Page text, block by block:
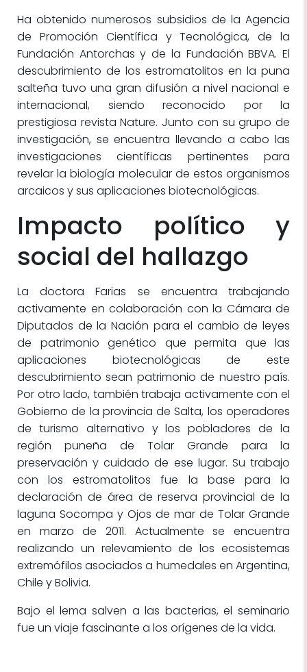
Ha obtenido numerosos subsidios de la Agencia
de Promoción Científica y Tecnológica, de la
Fundación Antorchas y de la Fundación BBVA. El
descubrimiento de los estromatolitos en la puna
salteña tuvo una gran difusión a nivel nacional e
internacional, siendo reconocido por la
prestigiosa revista Nature. Junto con su grupo de
investigación, se encuentra llevando a cabo las
investigaciones científicas pertinentes para
revelar la biología molecular de estos organismos
arcaicos y sus aplicaciones biotecnológicas.
Impacto político y
social del hallazgo
La doctora Farias se encuentra trabajando
activamente en colaboración con la Cámara de
Diputados de la Nación para el cambio de leyes
de patrimonio genético que permita que las
aplicaciones biotecnológicas de este
descubrimiento sean patrimonio de nuestro país.
Por otro lado, también trabaja activamente con el
Gobierno de la provincia de Salta, los operadores
de turismo alternativo y los pobladores de la
región puneña de Tolar Grande para la
preservación y cuidado de ese lugar. Su trabajo
con los estromatolitos fue la base para la
declaración de área de reserva provincial de la
laguna Socompa y Ojos de mar de Tolar Grande
en marzo de 2011. Actualmente se encuentra
realizando un relevamiento de los ecosistemas
extremófilos asociados a humedales en Argentina,
Chile y Bolivia.
Bajo el lema salven a las bacterias, el seminario
fue un viaje fascinante a los orígenes de la vida.